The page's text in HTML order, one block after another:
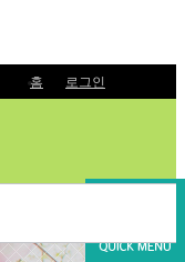
로그인
홈